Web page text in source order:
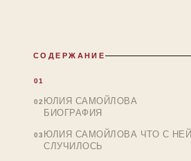
СОДЕРЖАНИЕ
ЮЛИЯ САМОЙЛОВА
БИОГРАФИЯ
ЮЛИЯ САМОЙЛОВА ЧТО С НЕЙ
СЛУЧИЛОСЬ